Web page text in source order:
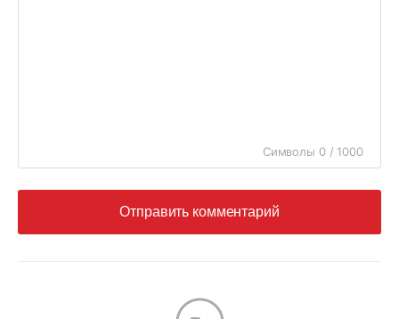
Символы 0 / 1000
Отправить комментарий